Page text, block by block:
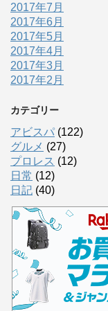
2017年7月
2017年6月
2017年5月
2017年4月
2017年3月
2017年2月
カテゴリー
アビスパ (122)
グルメ (27)
プロレス (12)
日常 (12)
日記 (40)